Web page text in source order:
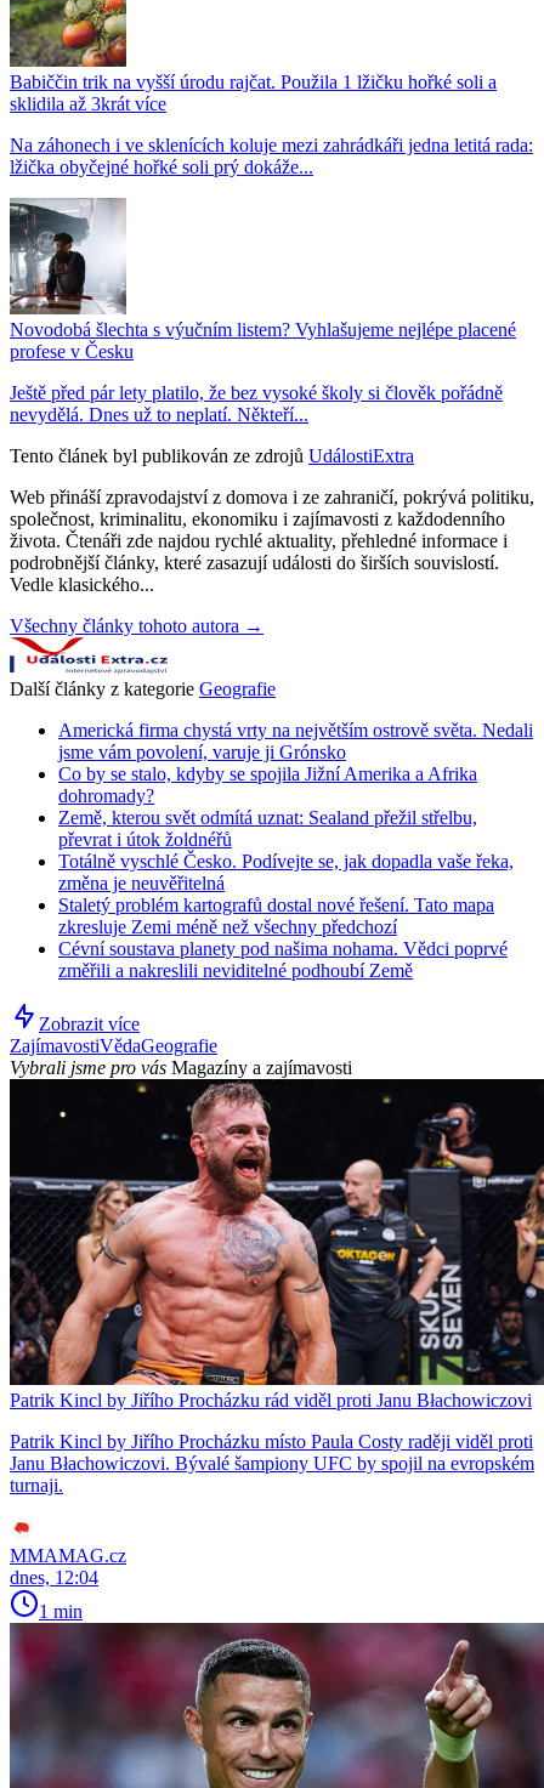
Babiččin trik na vyšší úrodu rajčat. Použila 1 lžičku hořké soli a
sklidila až 3krát více
Na záhonech i ve sklenících koluje mezi zahrádkáři jedna letitá rada:
lžička obyčejné hořké soli prý dokáže...
Novodobá šlechta s výučním listem? Vyhlašujeme nejlépe placené
profese v Česku
Ještě před pár lety platilo, že bez vysoké školy si člověk pořádně
nevydělá. Dnes už to neplatí. Někteří...
Tento článek byl publikován ze zdrojů UdálostiExtra
Web přináší zpravodajství z domova i ze zahraničí, pokrývá politiku,
společnost, kriminalitu, ekonomiku i zajímavosti z každodenního
života. Čtenáři zde najdou rychlé aktuality, přehledné informace i
podrobnější články, které zasazují události do širších souvislostí.
Vedle klasického...
Všechny články tohoto autora →
Další články z kategorie Geografie
Americká firma chystá vrty na největším ostrově světa. Nedali
jsme vám povolení, varuje ji Grónsko
Co by se stalo, kdyby se spojila Jižní Amerika a Afrika
dohromady?
Země, kterou svět odmítá uznat: Sealand přežil střelbu,
převrat i útok žoldnéřů
Totálně vyschlé Česko. Podívejte se, jak dopadla vaše řeka,
změna je neuvěřitelná
Staletý problém kartografů dostal nové řešení. Tato mapa
zkresluje Zemi méně než všechny předchozí
Cévní soustava planety pod našima nohama. Vědci poprvé
změřili a nakreslili neviditelné podhoubí Země
Zobrazit více
ZajímavostiVědaGeografie
Vybrali jsme pro vás Magazíny a zajímavosti
Patrik Kincl by Jiřího Procházku rád viděl proti Janu Błachowiczovi
Patrik Kincl by Jiřího Procházku místo Paula Costy raději viděl proti
Janu Błachowiczovi. Bývalé šampiony UFC by spojil na evropském
turnaji.
MMAMAG.cz
dnes, 12:04
1 min